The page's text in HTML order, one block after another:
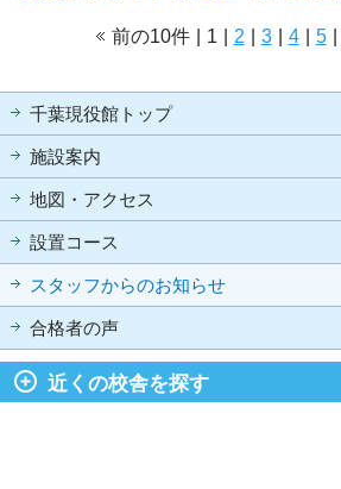
前の10件 1 2 3 4 5
千葉現役館トップ
施設案内
地図・アクセス
設置コース
スタッフからのお知らせ
合格者の声
近くの校舎を探す